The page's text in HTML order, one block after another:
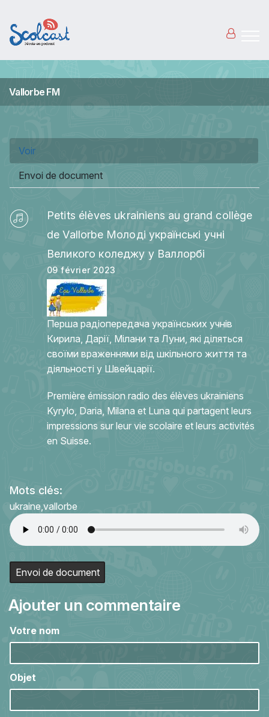
Vallorbe FM
Onglets principaux
Voir
Envoi de document
Petits élèves ukrainiens au grand collège
de Vallorbe Молоді українські учні
Великого коледжу у Валлорбі
09 février 2023
Перша радіопередача українських учнів
Кирила, Дарії, Мілани та Луни, які діляться
своїми враженнями від шкільного життя та
діяльності у Швейцарії.
Première émission radio des élèves ukrainiens
Kyrylo, Daria, Milana et Luna qui partagent leurs
impressions sur leur vie scolaire et leurs activités
en Suisse.
Mots clés:
ukraine vallorbe
Envoi de document
Ajouter un commentaire
Votre nom
Objet